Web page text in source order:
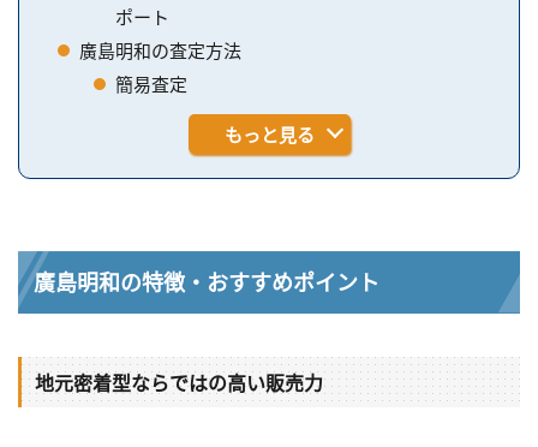
ポート
廣島明和の査定方法
簡易査定
もっと見る
廣島明和の特徴・おすすめポイント
地元密着型ならではの高い販売力